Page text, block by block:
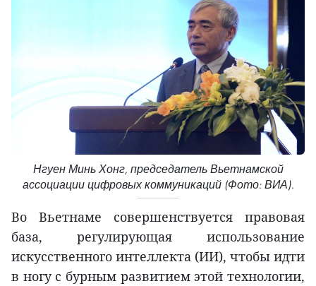
Нгуен Минь Хонг, председатель Вьетнамской
ассоциации цифровых коммуникаций (Фото: ВИА).
Во Вьетнаме совершенствуется правовая
база, регулирующая использование
искусственного интеллекта (ИИ), чтобы идти
в ногу с бурным развитием этой технологии,